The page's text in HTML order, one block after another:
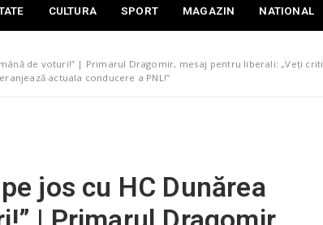
CULTURA SPORT MAGAZIN NATIONAL
de voturi!” | Primarul Dragomir, mesaj pentru liberali: „Veți
actuala conducere a PNL!”
jos cu HC Dunărea